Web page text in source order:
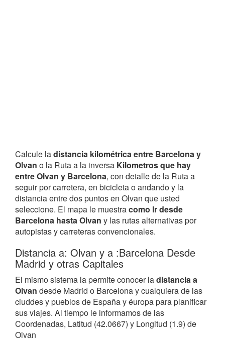
Calcule ladistancia kilométrica entre Barcelona y
Olvan o la Ruta a la inversa Kilometros que hay
entre Olvan y Barcelona, con detalle de la Ruta a
seguir por carretera, en bicicleta o andando y la
distancia entre dos puntos en Olvan que usted
seleccione. El mapa le muestracomo Ir desde
Barcelona hasta Olvan y las rutas alternativas por
autopistas y carreteras convencionales.
Distancia a: Olvan y a :Barcelona Desde
Madrid y otras Capitales
El mismo sistema la permite conocer ladistancia a
Olvan desde Madrid o Barcelona y cualquiera de las
ciuddes y pueblos de España y éuropa para planificar
sus viajes. Al tiempo le informamos de las
Coordenadas, Latitud (42.0667) y Longitud (1.9) de
Olvan